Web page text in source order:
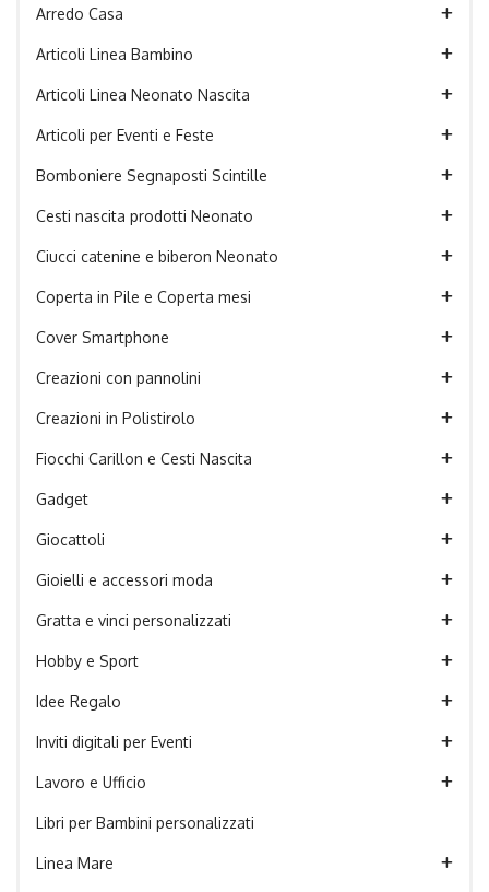
Arredo Casa
Articoli Linea Bambino
Articoli Linea Neonato Nascita
Articoli per Eventi e Feste
Bomboniere Segnaposti Scintille
Cesti nascita prodotti Neonato
Ciucci catenine e biberon Neonato
Coperta in Pile e Coperta mesi
Cover Smartphone
Creazioni con pannolini
Creazioni in Polistirolo
Fiocchi Carillon e Cesti Nascita
Gadget
Giocattoli
Gioielli e accessori moda
Gratta e vinci personalizzati
Hobby e Sport
Idee Regalo
Inviti digitali per Eventi
Lavoro e Ufficio
Libri per Bambini personalizzati
Linea Mare